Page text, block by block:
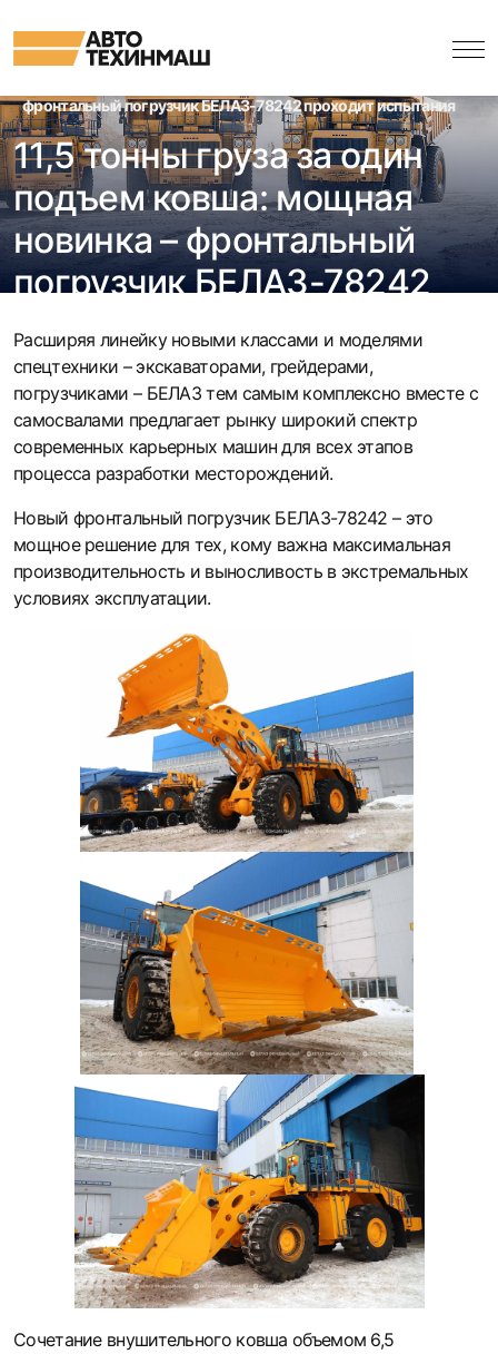
России
Новости
фронтальный погрузчик БЕЛАЗ-78242 проходит испытания
11,5 тонны груза за один
подъем ковша: мощная
новинка – фронтальный
погрузчик БЕЛАЗ-78242
проходит испытания
Расширяя линейку новыми классами и моделями
спецтехники – экскаваторами, грейдерами,
погрузчиками – БЕЛАЗ тем самым комплексно вместе с
самосвалами предлагает рынку широкий спектр
современных карьерных машин для всех этапов
процесса разработки месторождений.
Новый фронтальный погрузчик БЕЛАЗ-78242 – это
мощное решение для тех, кому важна максимальная
производительность и выносливость в экстремальных
условиях эксплуатации.
Сочетание внушительного ковша объемом 6,5